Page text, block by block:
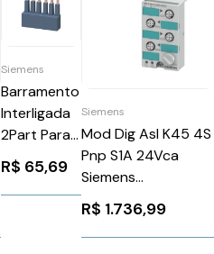
Siemens
Barramento
Interligada
2Part Para
Motor
Starter
Siemens
R$ 65,69
Siemens
Mod Dig AsI K45 4S
Pnp S1A 24Vca
Siemens
3RK11001CQ200AA3
R$ 1.736,99